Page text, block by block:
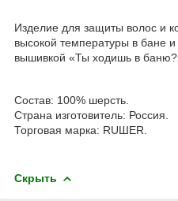
Изделие для защиты волос и
высокой температуры в бане
вышивкой «Ты ходишь в
Состав: 100% шерсть.
Страна изготовитель: Россия.
Торговая марка: RUШER.
Скрыть